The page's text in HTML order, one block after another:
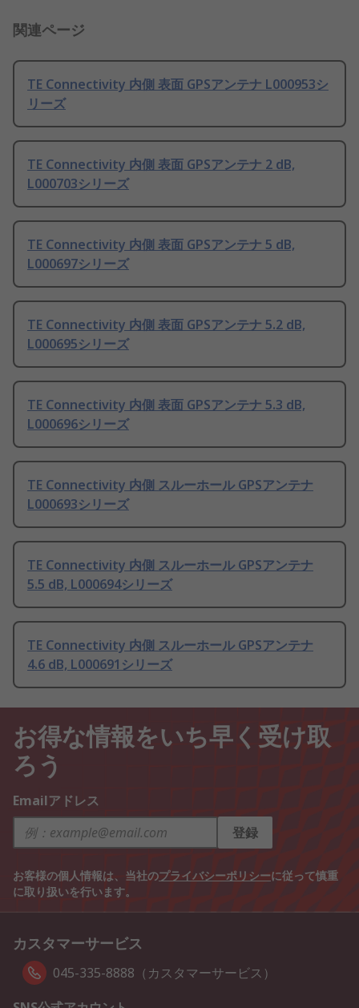
関連ページ
TE Connectivity 内側 表面 GPSアンテナ L000953シ
リーズ
TE Connectivity 内側 表面 GPSアンテナ 2 dB,
L000703シリーズ
TE Connectivity 内側 表面 GPSアンテナ 5 dB,
L000697シリーズ
TE Connectivity 内側 表面 GPSアンテナ 5.2 dB,
L000695シリーズ
TE Connectivity 内側 表面 GPSアンテナ 5.3 dB,
L000696シリーズ
TE Connectivity 内側 スルーホール GPSアンテナ
L000693シリーズ
TE Connectivity 内側 スルーホール GPSアンテナ
5.5 dB, L000694シリーズ
TE Connectivity 内側 スルーホール GPSアンテナ
4.6 dB, L000691シリーズ
お得な情報をいち早く受け取
ろう
Emailアドレス
登録
お客様の個人情報は、当社のプライバシーポリシーに従って慎重
に取り扱いを行います。
カスタマーサービス
045-335-8888（カスタマーサービス）